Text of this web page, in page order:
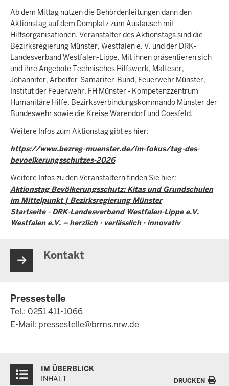
Ab dem Mittag nutzen die Behördenleitungen dann den
Aktionstag auf dem Domplatz zum Austausch mit
Hilfsorganisationen. Veranstalter des Aktionstags sind die
Bezirksregierung Münster, Westfalen e. V. und der DRK-
Landesverband Westfalen-Lippe. Mit ihnen präsentieren sich
und ihre Angebote Technisches Hilfswerk, Malteser,
Johanniter, Arbeiter-Samariter-Bund, Feuerwehr Münster,
Institut der Feuerwehr, FH Münster - Kompetenzzentrum
Humanitäre Hilfe, Bezirksverbindungskommando Münster der
Bundeswehr sowie die Kreise Warendorf und Coesfeld.
Weitere Infos zum Aktionstag gibt es hier:
https://www.bezreg-muenster.de/im-fokus/tag-des-
bevoelkerungsschutzes-2026
Weitere Infos zu den Veranstaltern finden Sie hier:
Aktionstag Bevölkerungsschutz: Kitas und Grundschulen
im Mittelpunkt | Bezirksregierung Münster
Startseite - DRK-Landesverband Westfalen-Lippe e.V.
Westfalen e.V. – herzlich · verlässlich · innovativ
Kontakt
Pressestelle
Tel.: 0251 411-1066
E-Mail: pressestelle@brms.nrw.de
Inhalte
IM ÜBERBLICK
INHALT
DRUCKEN